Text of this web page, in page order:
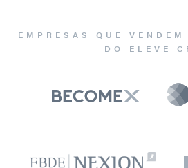
EMPRESAS QUE
DO ELEVE